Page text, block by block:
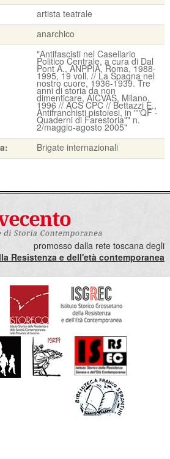
artista teatrale
anarchico
"Antifascisti nel Casellario
Politico Centrale, a cura di Dal
Pont A., ANPPIA, Roma, 1988-
1995, 19 voll. // La Spagna nel
nostro cuore, 1936-1939. Tre
anni di storia da non
dimenticare, AICVAS, Milano,
1996 // ACS CPC // Bettazzi E.,
Antifranchisti pistoiesi, in ""QF -
Quaderni di Farestoria"" n.
2/maggio-agosto 2005"
Brigate internazionali
promosso dalla rete toscana degli
Resistenza e dell'età contemporanea